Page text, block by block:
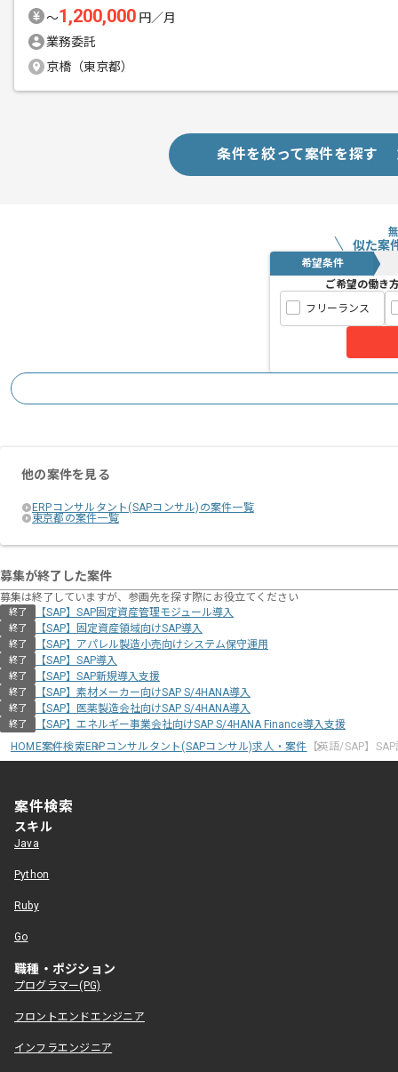
〜1,200,000 円／月
業務委託
京橋（東京都）
条件を絞って案件を探す
似た案
希望条件
ご希望の働き
フリーランス
他の案件を見る
ERPコンサルタント(SAPコンサル)の案件一覧
東京都の案件一覧
募集が終了した案件
募集は終了していますが、参画先を探す際にお役立てください
終了 【SAP】SAP固定資産管理モジュール導入
終了 【SAP】固定資産領域向けSAP導入
終了 【SAP】アパレル製造小売向けシステム保守運用
終了 【SAP】SAP導入
終了 【SAP】SAP新規導入支援
終了 【SAP】素材メーカー向けSAP S/4HANA導入
終了 【SAP】医薬製造会社向けSAP S/4HANA導入
終了
【SAP】エネルギー事業会社向けSAP S/4HANA Finance導入支援
HOME案件検索ERPコンサルタント(SAPコンサル)求人・案件 【英語/SAP】
案件検索
スキル
Java
Python
Ruby
Go
職種・ポジション
プログラマー(PG)
フロントエンドエンジニア
インフラエンジニア